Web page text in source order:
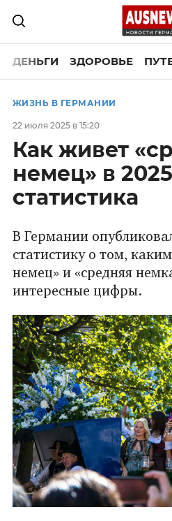
ДЕНЬГИ ЗДОРОВЬЕ
ЖИЗНЬ В ГЕРМАНИИ
22 июля 2025 в 15:20
Как живет
немец» в
статистика
В Германии
статистику о том,
немец» и «средняя
интересные цифры.